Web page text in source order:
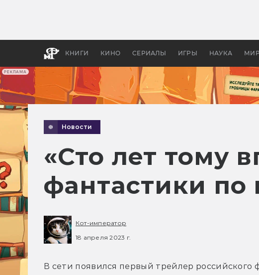
РЕКЛАМА
КНИГИ КИНО СЕРИАЛЫ ИГРЫ НАУКА
бы
Новости
«Сто лет тому
фантастики по
Кот-император
18 апреля 2023 г.
В сети появился первый трейлер российского